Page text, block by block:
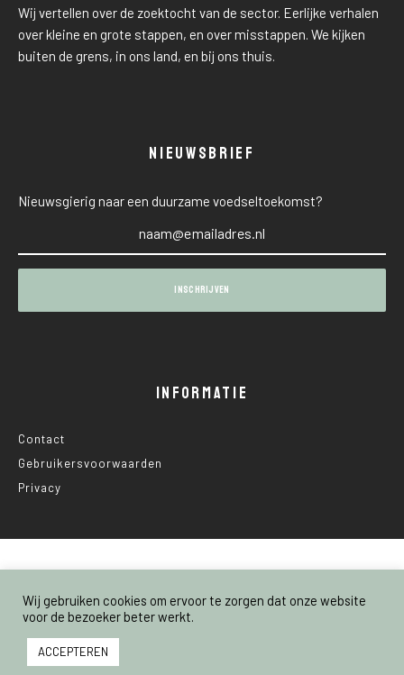
Wij vertellen over de zoektocht van de sector. Eerlijke verhalen
over kleine en grote stappen, en over misstappen. We kijken
buiten de grens, in ons land, en bij ons thuis.
NIEUWSBRIEF
Nieuwsgierig naar een duurzame voedseltoekomst?
INFORMATIE
Contact
Gebruikersvoorwaarden
Privacy
© 2025 Nederland Voedselland
Wij gebruiken cookies om ervoor te zorgen dat onze website
voor de bezoeker beter werkt.
ACCEPTEREN